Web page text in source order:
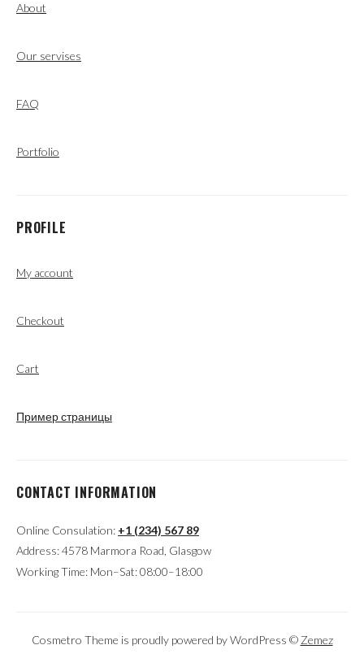
About
Our servises
FAQ
Portfolio
PROFILE
My account
Checkout
Cart
Пример страницы
CONTACT INFORMATION
Online Consulation: +1 (234) 567 89
Address: 4578 Marmora Road, Glasgow
Working Time: Mon–Sat: 08:00–18:00
Cosmetro Theme is proudly powered by WordPress © Zemez